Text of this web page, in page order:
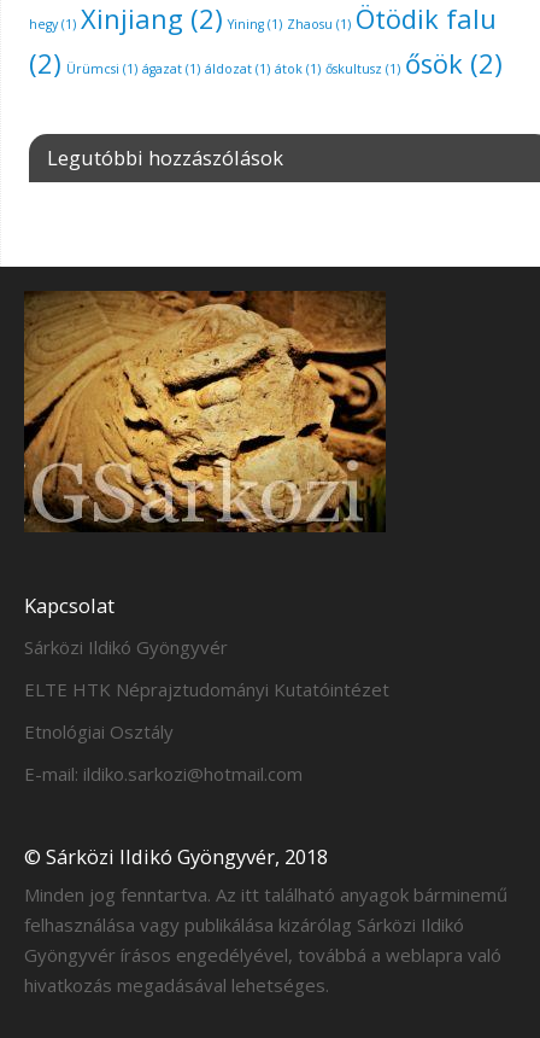
hegy(1) Xinjiang (2) Yining(1) Zhaosu (1) Ötödik falu
(2) Ürümcsi (1) ágazat(1) áldozat(1) átok(1) őskultusz (1) ősök(2)
Legutóbbi hozzászólások
Kapcsolat
Sárközi Ildikó Gyöngyvér
ELTE HTK Néprajztudományi Kutatóintézet
Etnológiai Osztály
E-mail: ildiko.sarkozi@hotmail.com
© Sárközi Ildikó Gyöngyvér, 2018
Minden jog fenntartva. Az itt található anyagok bárminemű
felhasználása vagy publikálása kizárólag Sárközi Ildikó
Gyöngyvér írásos engedélyével, továbbá a weblapra való
hivatkozás megadásával lehetséges.